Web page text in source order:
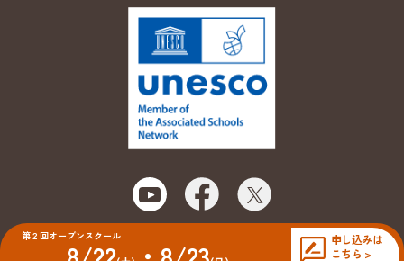
第２回オープンスクール
申し込みは
こちら >
© 2026 Okayama Sanyo High School